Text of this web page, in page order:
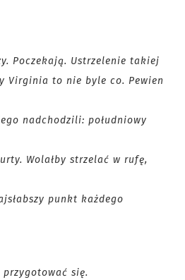
Poczekają. Ustrzelenie takiej
Virginia to nie byle co. Pewien
nadchodzili: południowy
Wolałby strzelać w rufę,
punkt każdego
się.